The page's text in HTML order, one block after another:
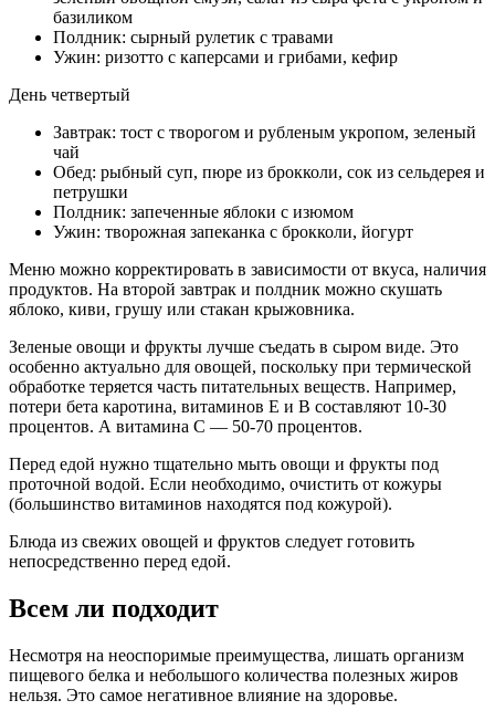
базиликом
Полдник: сырный рулетик с травами
Ужин: ризотто с каперсами и грибами, кефир
День четвертый
Завтрак: тост с творогом и рубленым укропом, зеленый
чай
Обед: рыбный суп, пюре из брокколи, сок из сельдерея и
петрушки
Полдник: запеченные яблоки с изюмом
Ужин: творожная запеканка с брокколи, йогурт
Меню можно корректировать в зависимости от вкуса, наличия
продуктов. На второй завтрак и полдник можно скушать
яблоко, киви, грушу или стакан крыжовника.
Зеленые овощи и фрукты лучше съедать в сыром виде. Это
особенно актуально для овощей, поскольку при термической
обработке теряется часть питательных веществ. Например,
потери бета каротина, витаминов Е и В составляют 10-30
процентов. А витамина С — 50-70 процентов.
Перед едой нужно тщательно мыть овощи и фрукты под
проточной водой. Если необходимо, очистить от кожуры
(большинство витаминов находятся под кожурой).
Блюда из свежих овощей и фруктов следует готовить
непосредственно перед едой.
Всем ли подходит
Несмотря на неоспоримые преимущества, лишать организм
пищевого белка и небольшого количества полезных жиров
нельзя. Это самое негативное влияние на здоровье.